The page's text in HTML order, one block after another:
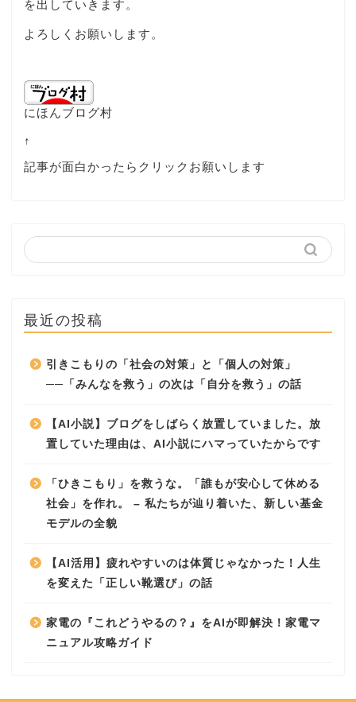
を出していきます。
よろしくお願いします。
にほんブログ村
↑
記事が面白かったらクリックお願いします
最近の投稿
引きこもりの「社会の対策」と「個人の対策」
──「みんなを救う」の次は「自分を救う」の話
【AI小説】ブログをしばらく放置していました。放
置していた理由は、AI小説にハマっていたからです
「ひきこもり」を救うな。「誰もが安心して休める
社会」を作れ。 – 私たちが辿り着いた、新しい基金
モデルの全貌
【AI活用】疲れやすいのは体質じゃなかった！人生
を変えた「正しい靴選び」の話
家電の『これどうやるの？』をAIが即解決！家電マ
ニュアル攻略ガイド